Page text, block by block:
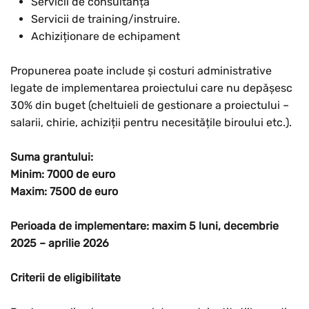
Servicii de training/instruire.
Achiziționare de echipament
Propunerea poate include și costuri administrative
legate de implementarea proiectului care nu depășesc
30% din buget (cheltuieli de gestionare a proiectului –
salarii, chirie, achiziții pentru necesitățile biroului etc.).
Suma grantului:
Minim: 7000 de euro
Maxim: 7500 de euro
Perioada de implementare: maxim 5 luni, decembrie
2025 – aprilie 2026
Criterii de eligibilitate